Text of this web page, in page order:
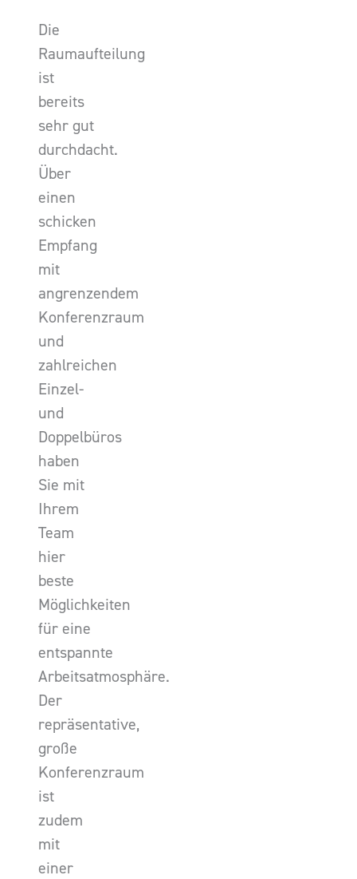
Die
Raumaufteilung
ist
bereits
sehr gut
durchdacht.
Über
einen
schicken
Empfang
mit
angrenzendem
Konferenzraum
und
zahlreichen
Einzel-
und
Doppelbüros
haben
Sie mit
Ihrem
Team
hier
beste
Möglichkeiten
für eine
entspannte
Arbeitsatmosphäre.
Der
repräsentative,
große
Konferenzraum
ist
zudem
mit
einer